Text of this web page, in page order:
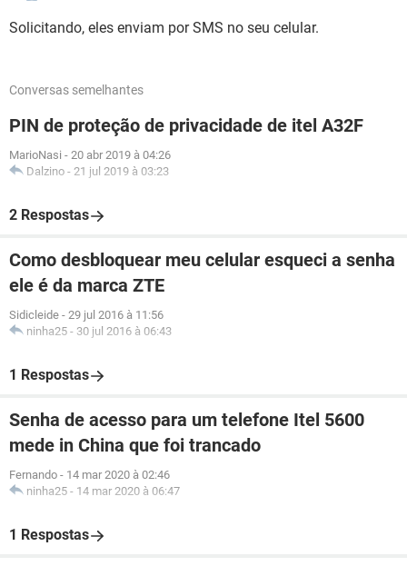
Solicitando, eles enviam por SMS no seu celular.
Conversas semelhantes
PIN de proteção de privacidade de itel A32F
MarioNasi - 20 abr 2019 à 04:26
Dalzino - 21 jul 2019 à 03:23
2 Respostas
Como desbloquear meu celular esqueci a senha
ele é da marca ZTE
Sidicleide - 29 jul 2016 à 11:56
ninha25 - 30 jul 2016 à 06:43
1 Respostas
Senha de acesso para um telefone Itel 5600
mede in China que foi trancado
Fernando - 14 mar 2020 à 02:46
ninha25 - 14 mar 2020 à 06:47
1 Respostas